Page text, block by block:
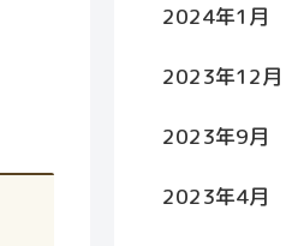
2024年1月
2023年12月
2023年9月
2023年4月